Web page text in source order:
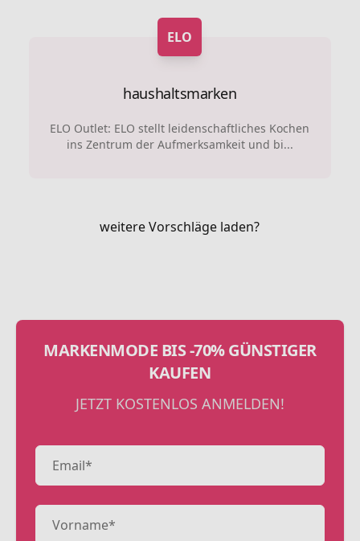
ELO
haushaltsmarken
ELO Outlet: ELO stellt leidenschaftliches Kochen
ins Zentrum der Aufmerksamkeit und bi...
weitere Vorschläge laden?
MARKENMODE BIS -70% GÜNSTIGER
KAUFEN
JETZT KOSTENLOS ANMELDEN!